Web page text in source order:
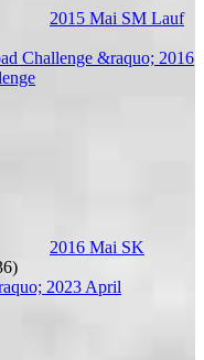
2015 Mai SM Lauf
2016 Mai SK